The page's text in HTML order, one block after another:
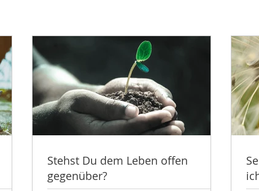
Stehst Du dem Leben offen
gegenüber?